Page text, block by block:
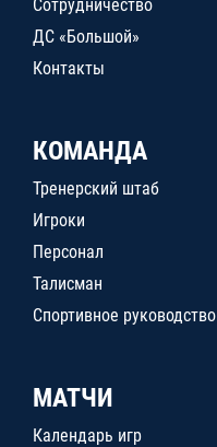
Сотрудничество
ДС «Большой»
Контакты
КОМАНДА
Тренерский штаб
Игроки
Персонал
Талисман
Спортивное руководство
МАТЧИ
Календарь игр